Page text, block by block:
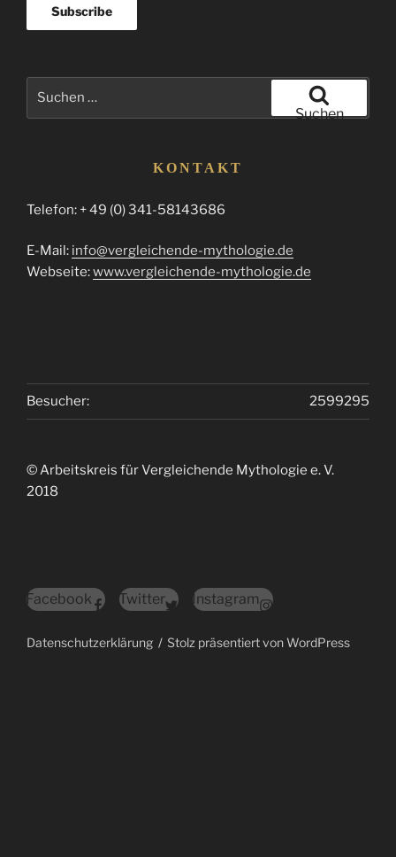
Suchen
KONTAKT
Telefon: + 49 (0) 341-58143686
E-Mail: info@vergleichende-mythologie.de
Webseite:www.vergleichende-mythologie.de
2599295
Besucher:
© Arbeitskreis für Vergleichende Mythologie e. V.
2018
Facebook Twitter Instagram
Datenschutzerklärung Stolz präsentiert von WordPress